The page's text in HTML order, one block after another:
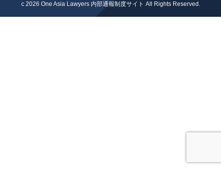
c 2026 One Asia Lawyers 内部通報制度サイト All Rights Reserved.